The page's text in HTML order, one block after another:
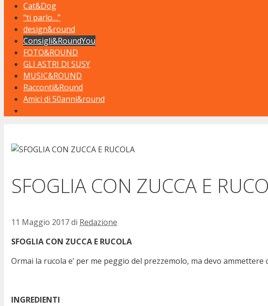
Cat&Dog
“ti parlo…”
design&round
Consigli&RoundYou
FOTO&ROUND
GLI ASTRI DI SUSY
MUSIC&ROUND
Racconti&Round
Amici di 50anni&round
SFOGLIA CON ZUCCA E
11 Maggio 2017di Redazione
SFOGLIA CON ZUCCA E RUCOLA
Ormai la rucola e’ per me peggio del prezzemolo, ma devo
INGREDIENTI